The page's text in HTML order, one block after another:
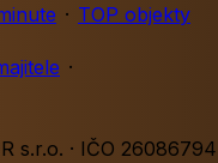
· TOP objekty
·
s.r.o. · IČO 26086794